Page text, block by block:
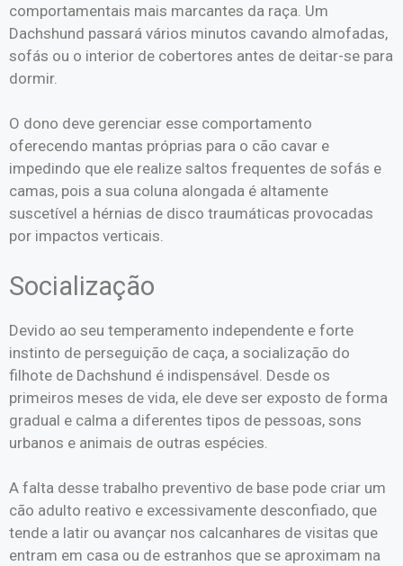
comportamentais mais marcantes da raça. Um
Dachshund passará vários minutos cavando almofadas,
sofás ou o interior de cobertores antes de deitar-se para
dormir.
O dono deve gerenciar esse comportamento
oferecendo mantas próprias para o cão cavar e
impedindo que ele realize saltos frequentes de sofás e
camas, pois a sua coluna alongada é altamente
suscetível a hérnias de disco traumáticas provocadas
por impactos verticais.
Socialização
Devido ao seu temperamento independente e forte
instinto de perseguição de caça, a socialização do
filhote de Dachshund é indispensável. Desde os
primeiros meses de vida, ele deve ser exposto de forma
gradual e calma a diferentes tipos de pessoas, sons
urbanos e animais de outras espécies.
A falta desse trabalho preventivo de base pode criar um
cão adulto reativo e excessivamente desconfiado, que
tende a latir ou avançar nos calcanhares de visitas que
entram em casa ou de estranhos que se aproximam na